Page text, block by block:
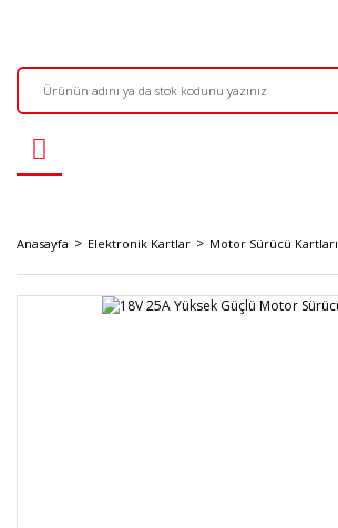
Anasayfa Elektronik Kartlar Motor Sürücü Kartları